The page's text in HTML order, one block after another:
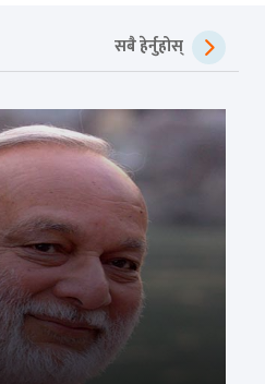
सबै हेर्नुहोस्